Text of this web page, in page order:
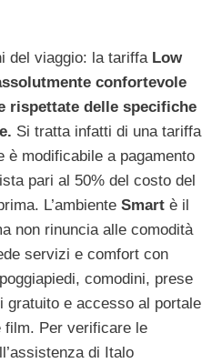
del viaggio: la tariffa Low
confortevole
rispettate delle specifiche
Si tratta infatti di una tariffa
è modificabile a pagamento
pari al 50% del costo del
L’ambiente Smart è il
non rinuncia alle comodità
servizi e comfort con
comodini, prese
gratuito e accesso al portale
film. Per verificare le
di Italo